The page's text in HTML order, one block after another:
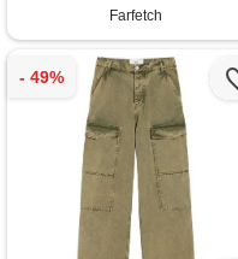
Farfetch